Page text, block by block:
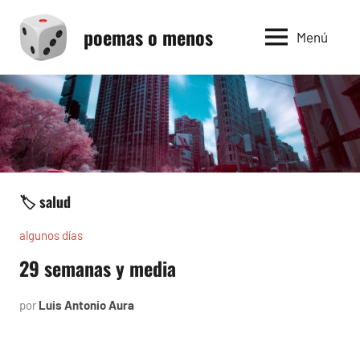
contenido
poemas o menos Menú
🏷️ salud
algunos días
29 semanas y media
por Luis Antonio Aura